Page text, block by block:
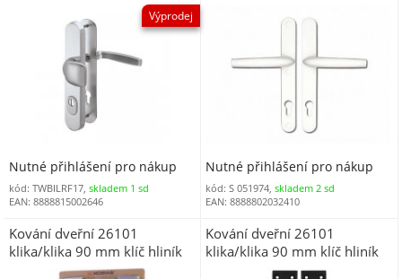
vložka KPZL/R eloxovaný
hliník DOPRODEJ
Výprodej
Nutné přihlášení pro nákup
kód: TWBILRF17, skladem 1 sd
EAN: 8888815002646
Nutné přihlášení pro nákup
kód: S 051974,skladem 2 sd
EAN: 8888802032410
Kování dveřní 26101
klika/klika 90 mm klíč hliník
blistr (069001)
Kování dveřní 26101
klika/klika 90 mm klíč hliník
černá mat blistr ESO